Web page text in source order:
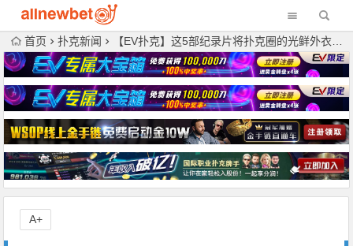
首页 扑克新闻 【EV扑克】这5部纪录片将扑克圈的光鲜外衣撕了个稀碎
A+